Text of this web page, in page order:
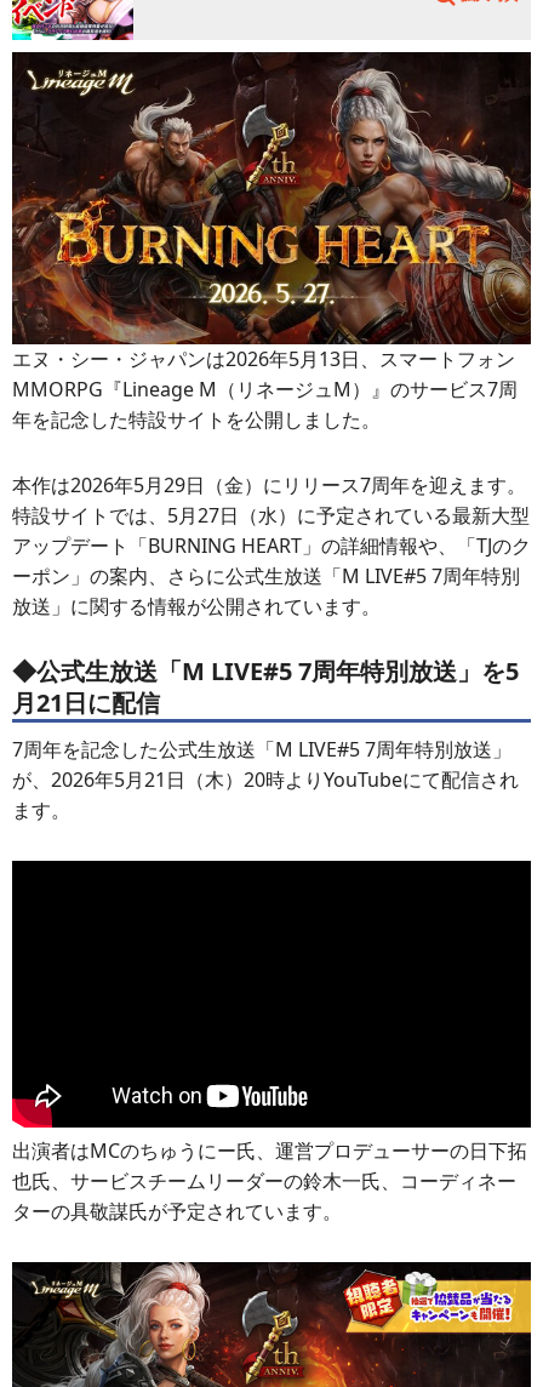
エヌ・シー・ジャパンは2026年5月13日、スマートフォン
MMORPG『Lineage M（リネージュM）』のサービス7周
年を記念した特設サイトを公開しました。
本作は2026年5月29日（金）にリリース7周年を迎えます。
特設サイトでは、5月27日（水）に予定されている最新大型
アップデート「BURNING HEART」の詳細情報や、「TJのク
ーポン」の案内、さらに公式生放送「M LIVE#5 7周年特別
放送」に関する情報が公開されています。
◆公式生放送「M LIVE#5 7周年特別放送」を5
月21日に配信
7周年を記念した公式生放送「M LIVE#5 7周年特別放送」
が、2026年5月21日（木）20時よりYouTubeにて配信され
ます。
出演者はMCのちゅうにー氏、運営プロデューサーの日下拓
也氏、サービスチームリーダーの鈴木一氏、コーディネー
ターの具敬謀氏が予定されています。